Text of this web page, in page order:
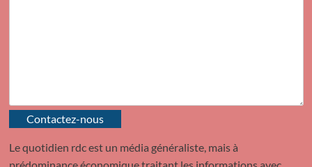
Contactez-nous
Le quotidien rdc est un média généraliste, mais à
prédominance économique traitant les informations avec